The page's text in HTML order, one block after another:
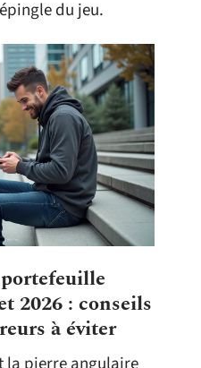
du jeu.
2026 : conseils
à éviter